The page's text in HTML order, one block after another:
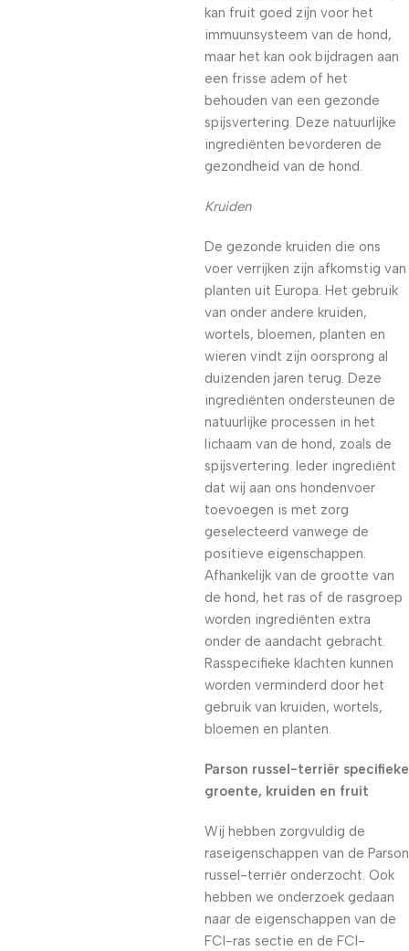
kan fruit goed zijn voor het
immuunsysteem van de hond,
maar het kan ook bijdragen aan
een frisse adem of het
behouden van een gezonde
spijsvertering. Deze natuurlijke
ingrediënten bevorderen de
gezondheid van de hond.
Kruiden
De gezonde kruiden die ons
voer verrijken zijn afkomstig van
planten uit Europa. Het gebruik
van onder andere kruiden,
wortels, bloemen, planten en
wieren vindt zijn oorsprong al
duizenden jaren terug. Deze
ingrediënten ondersteunen de
natuurlijke processen in het
lichaam van de hond, zoals de
spijsvertering. Ieder ingrediënt
dat wij aan ons hondenvoer
toevoegen is met zorg
geselecteerd vanwege de
positieve eigenschappen.
Afhankelijk van de grootte van
de hond, het ras of de rasgroep
worden ingrediënten extra
onder de aandacht gebracht.
Rasspecifieke klachten kunnen
worden verminderd door het
gebruik van kruiden, wortels,
bloemen en planten.
Parson russel-terriër specifieke
groente, kruiden en fruit
Wij hebben zorgvuldig de
raseigenschappen van de Parson
russel-terriër onderzocht. Ook
hebben we onderzoek gedaan
naar de eigenschappen van de
FCI-ras sectie en de FCI-